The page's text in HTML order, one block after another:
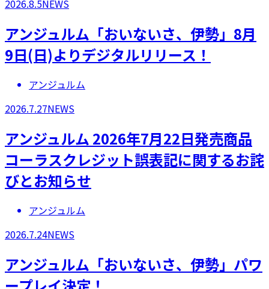
2026.8.5NEWS
アンジュルム「おいないさ、伊勢」8月
9日(日)よりデジタルリリース！
アンジュルム
2026.7.27NEWS
アンジュルム 2026年7月22日発売商品
コーラスクレジット誤表記に関するお詫
びとお知らせ
アンジュルム
2026.7.24NEWS
アンジュルム「おいないさ、伊勢」パワ